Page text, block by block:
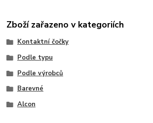
Zboží zařazeno v kategoriích
Kontaktní čočky
Podle typu
Podle výrobců
Barevné
Alcon